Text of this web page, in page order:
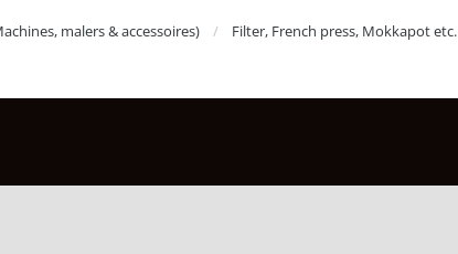
malers & accessoires) Filter, French press, Mokkapot etc.